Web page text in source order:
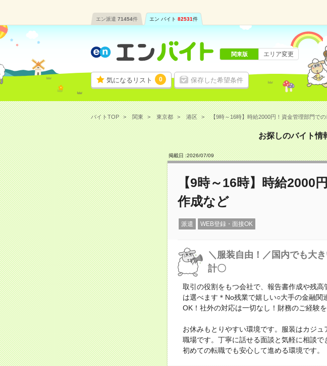
エン派遣 71454件 エン バイト 82531件
気になるリスト 0 保存した希望条件
関東版 エリア変更
バイトTOP 関東 東京都 港区 【9時～16時】時給2000円！資金管理部門で
お探しのバイト情
掲載日 :2026/07/09
【9時～16時】時給2000
作成など
派遣 WEB登録・面接OK
＼服装自由！／国内でも大
計〇
取引の役割をもつ会社で、報告書作成や残
は選べます＊No残業で嬉しい○大手の金融
OK！社外の対応は一切なし！財務のご経験
お休みもとりやすい環境です。服装はカジ
職場です。丁寧に話せる面談と気軽に相談で
初めての転職でも安心して進める環境です。